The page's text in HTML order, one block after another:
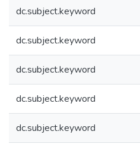
dc.subject.keyword
dc.subject.keyword
dc.subject.keyword
dc.subject.keyword
dc.subject.keyword